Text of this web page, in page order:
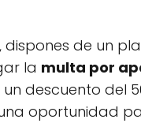
dispones de un
la multa por
descuento del
oportunidad